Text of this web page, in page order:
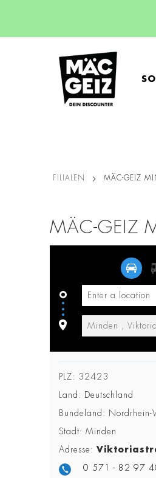
FILIALEN MÄC-GEIZ
MÄC-GEIZ
PLZ: 32423
Land: Deutschland
Bundeland: Nordrhein-
Stadt: Minden
Adresse:
0 571 - 82 97